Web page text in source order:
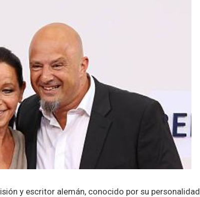
y escritor alemán, conocido por su personalidad